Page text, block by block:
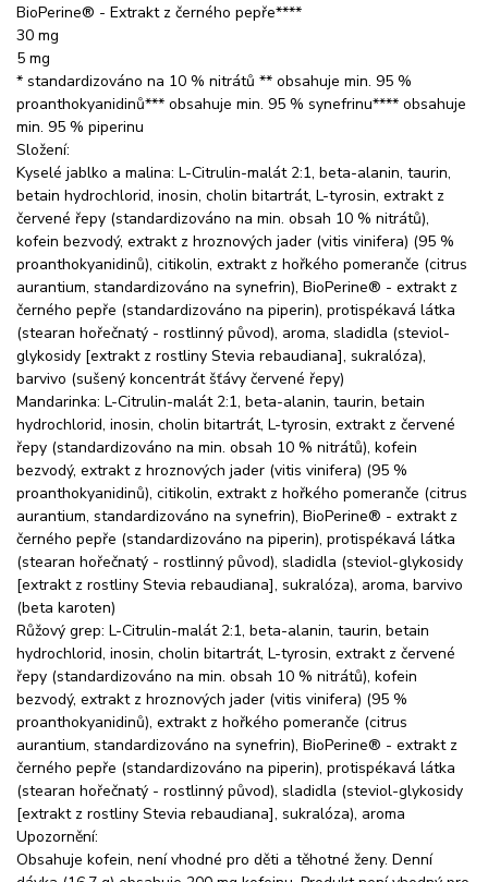
BioPerine® - Extrakt z černého pepře****
30 mg
5 mg
* standardizováno na 10 % nitrátů ** obsahuje min. 95 %
proanthokyanidinů*** obsahuje min. 95 % synefrinu**** obsahuje
min. 95 % piperinu
Složení:
Kyselé jablko a malina: L-Citrulin-malát 2:1, beta-alanin, taurin,
betain hydrochlorid, inosin, cholin bitartrát, L-tyrosin, extrakt z
červené řepy (standardizováno na min. obsah 10 % nitrátů),
kofein bezvodý, extrakt z hroznových jader (vitis vinifera) (95 %
proanthokyanidinů), citikolin, extrakt z hořkého pomeranče (citrus
aurantium, standardizováno na synefrin), BioPerine® - extrakt z
černého pepře (standardizováno na piperin), protispékavá látka
(stearan hořečnatý - rostlinný původ), aroma, sladidla (steviol-
glykosidy [extrakt z rostliny Stevia rebaudiana], sukralóza),
barvivo (sušený koncentrát šťávy červené řepy)
Mandarinka: L-Citrulin-malát 2:1, beta-alanin, taurin, betain
hydrochlorid, inosin, cholin bitartrát, L-tyrosin, extrakt z červené
řepy (standardizováno na min. obsah 10 % nitrátů), kofein
bezvodý, extrakt z hroznových jader (vitis vinifera) (95 %
proanthokyanidinů), citikolin, extrakt z hořkého pomeranče (citrus
aurantium, standardizováno na synefrin), BioPerine® - extrakt z
černého pepře (standardizováno na piperin), protispékavá látka
(stearan hořečnatý - rostlinný původ), sladidla (steviol-glykosidy
[extrakt z rostliny Stevia rebaudiana], sukralóza), aroma, barvivo
(beta karoten)
Růžový grep: L-Citrulin-malát 2:1, beta-alanin, taurin, betain
hydrochlorid, inosin, cholin bitartrát, L-tyrosin, extrakt z červené
řepy (standardizováno na min. obsah 10 % nitrátů), kofein
bezvodý, extrakt z hroznových jader (vitis vinifera) (95 %
proanthokyanidinů), extrakt z hořkého pomeranče (citrus
aurantium, standardizováno na synefrin), BioPerine® - extrakt z
černého pepře (standardizováno na piperin), protispékavá látka
(stearan hořečnatý - rostlinný původ), sladidla (steviol-glykosidy
[extrakt z rostliny Stevia rebaudiana], sukralóza), aroma
Upozornění:
Obsahuje kofein, není vhodné pro děti a těhotné ženy. Denní